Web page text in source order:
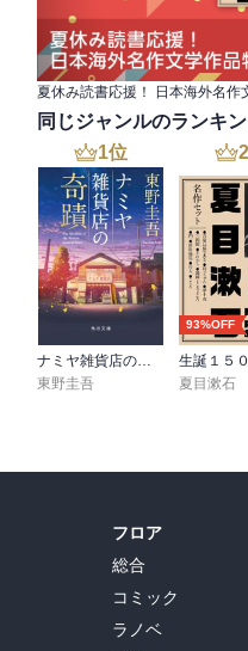
夏休み読書応援！ 日本海外名作
同じジャンルのランキ
1位
ナミヤ雑貨店の奇蹟
東野圭吾
93%OFF
夏目漱石
フロア
総合
コミック
ラノベ